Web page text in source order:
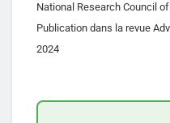
National Research Council
Publication dans la revue
2024